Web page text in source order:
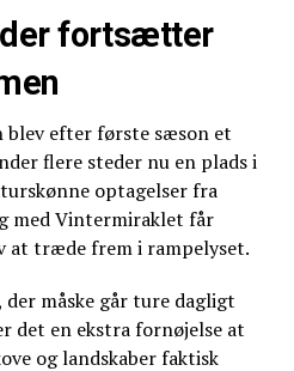
der fortsætter
efter første sæson et
flere steder nu en plads i
optagelser fra
med Vintermiraklet får
at træde frem i rampelyset.
måske går ture dagligt
det en ekstra fornøjelse at
og landskaber faktisk